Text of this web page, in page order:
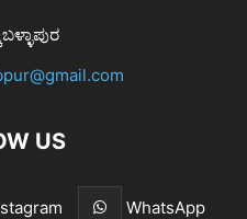
US
WhatsApp